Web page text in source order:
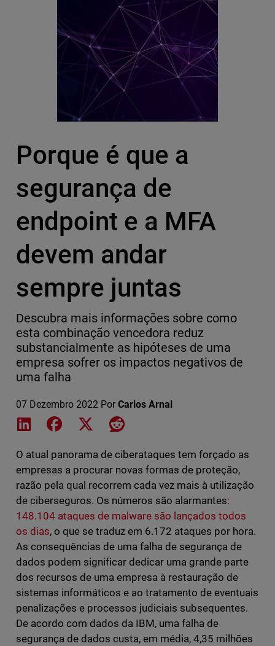
Porque é que a
segurança de
endpoint e a MFA
devem andar
sempre juntas
Descubra mais informações sobre como
esta combinação vencedora reduz
substancialmente as hipóteses de uma
empresa sofrer os impactos negativos de
uma falha
07 Dezembro 2022 Por Carlos Arnal
Share on LinkedIn
Share on Facebook
Share on XShare on Reddit
O atual panorama de ciberataques tem forçado as
empresas a procurar novas formas de proteção,
razão pela qual recorrem cada vez mais à utilização
de ciberseguros. Os números são alarmantes:
148.104 ataques de malware são lançados todos
os dias, o que se traduz em 6.172 ataques por hora.
As consequências de uma falha de segurança de
dados podem significar dedicar uma grande parte
dos recursos de uma empresa à restauração de
sistemas informáticos e ao tratamento de eventuais
penalizações e processos judiciais subsequentes.
De acordo com dados da IBM, uma falha de
segurança de dados custa, em média, 4,35 milhões